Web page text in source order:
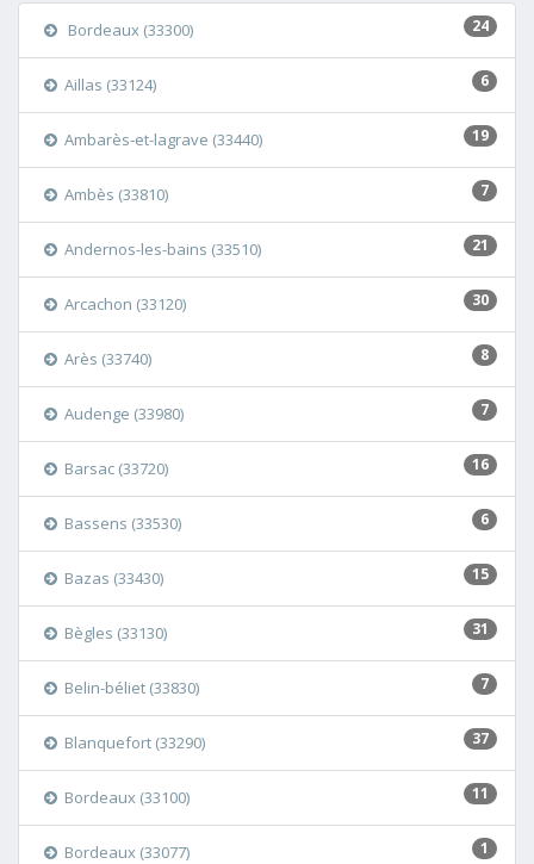
24
Bordeaux (33300)
6
Aillas (33124)
19
Ambarès-et-lagrave (33440)
7
Ambès (33810)
21
Andernos-les-bains (33510)
30
Arcachon (33120)
8
Arès (33740)
7
Audenge (33980)
16
Barsac (33720)
6
Bassens (33530)
15
Bazas (33430)
31
Bègles (33130)
7
Belin-béliet (33830)
37
Blanquefort (33290)
11
Bordeaux (33100)
1
Bordeaux (33077)